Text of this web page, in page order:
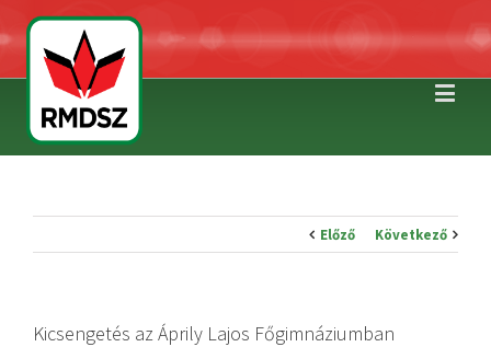
Előző Következő
Kicsengetés az Áprily Lajos Főgimnáziumban